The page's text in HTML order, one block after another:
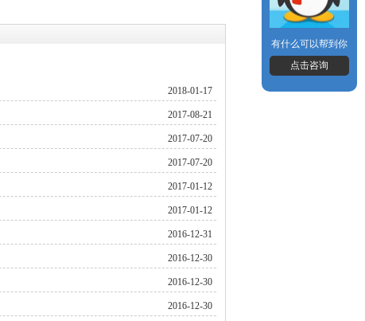
2018-01-17
2017-08-21
2017-07-20
2017-07-20
2017-01-12
2017-01-12
2016-12-31
2016-12-30
2016-12-30
2016-12-30
有什么可以帮到你
点击咨询